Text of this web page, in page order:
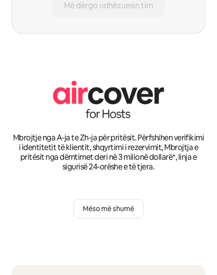
Më dërgo udhëzuesin tim
Mbrojtje nga A-ja te Zh-ja për pritësit. Përfshihen verifikimi
i identitetit të klientit, shqyrtimi i rezervimit, Mbrojtja e
pritësit nga dëmtimet deri në 3 milionë dollarë*, linja e
sigurisë 24-orëshe e të tjera.
Mëso më shumë